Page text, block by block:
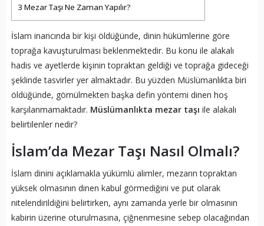
3 Mezar Taşı Ne Zaman Yapılır?
İslam inancında bir kişi öldüğünde, dinin hükümlerine göre
toprağa kavuşturulması beklenmektedir. Bu konu ile alakalı
hadis ve ayetlerde kişinin topraktan geldiği ve toprağa gideceği
şeklinde tasvirler yer almaktadır. Bu yüzden Müslümanlıkta biri
öldüğünde, gömülmekten başka defin yöntemi dinen hoş
karşılanmamaktadır. Müslümanlıkta mezar taşı ile alakalı
belirtilenler nedir?
İslam’da Mezar Taşı Nasıl Olmalı?
İslam dinini açıklamakla yükümlü alimler, mezarın topraktan
yüksek olmasının dinen kabul görmediğini ve put olarak
nitelendirildiğini belirtirken, aynı zamanda yerle bir olmasının
kabirin üzerine oturulmasına, çiğnenmesine sebep olacağından